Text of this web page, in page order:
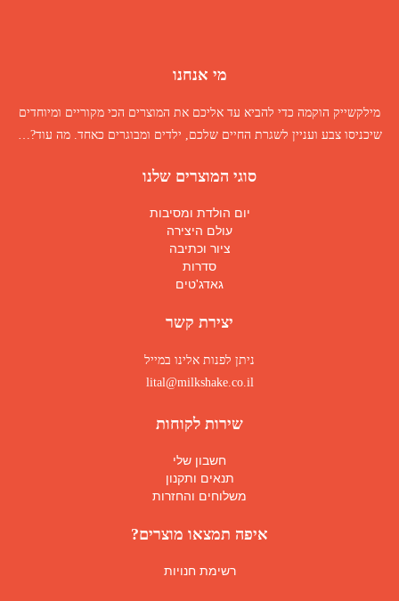
מי אנחנו
מילקשייק הוקמה כדי להביא עד אליכם את המוצרים הכי מקוריים ומיוחדים
שיכניסו צבע ועניין לשגרת החיים שלכם, ילדים ומבוגרים כאחד.מה עוד?…
סוגי המוצרים שלנו
יום הולדת ומסיבות
עולם היצירה
ציור וכתיבה
סדרות
גאדג'טים
יצירת קשר
ניתן לפנות אלינו במייל
lital@milkshake.co.il
שירות לקוחות
חשבון שלי
תנאים ותקנון
משלוחים והחזרות
איפה תמצאו מוצרים?
רשימת חנויות